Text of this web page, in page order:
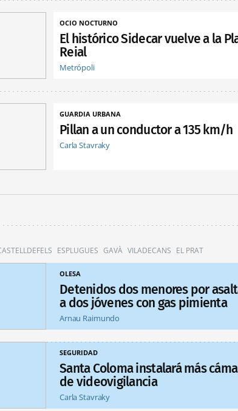
OCIO NOCTURNO
El histórico Sidecar vuelve a la
Reial
Metrópoli
GUARDIA URBANA
Pillan a un conductor a 135 km/h
Carla Stavraky
ESPLUGUES GAVÀ VILADECANS EL PRAT
OLESA
Detenidos dos menores por
a dos jóvenes con gas pimienta
Arnau Raimundo
SEGURIDAD
Santa Coloma instalará más
de videovigilancia
Carla Stavraky